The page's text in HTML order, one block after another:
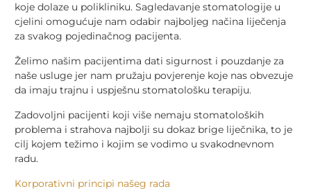
koje dolaze u polikliniku. Sagledavanje stomatologije u
cjelini omogućuje nam odabir najboljeg načina liječenja
za svakog pojedinačnog pacijenta.
Želimo našim pacijentima dati sigurnost i pouzdanje za
naše usluge jer nam pružaju povjerenje koje nas obvezuje
da imaju trajnu i uspješnu stomatološku terapiju.
Zadovoljni pacijenti koji više nemaju stomatoloških
problema i strahova najbolji su dokaz brige liječnika, to je
cilj kojem težimo i kojim se vodimo u svakodnevnom
radu.
Korporativni principi našeg rada